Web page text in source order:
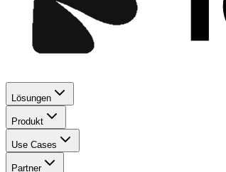
Lösungen
Produkt
Use Cases
Partner